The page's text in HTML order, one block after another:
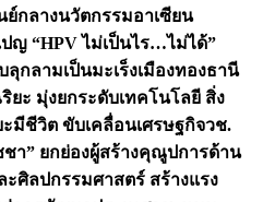
กลางนวัตกรรมอาเซียน
ญ “HPV ไม่เป็นไร…ไม่ได้”
ลุกลามเป็นมะเร็งเมืองทองธานี
ยะ มุ่งยกระดับเทคโนโลยี สิ่ง
มีชีวิต ขับเคลื่อนเศรษฐกิจวช.
า” ยกย่องผู้สร้างคุณูปการด้าน
ศิลปกรรมศาสตร์ สร้างแรง